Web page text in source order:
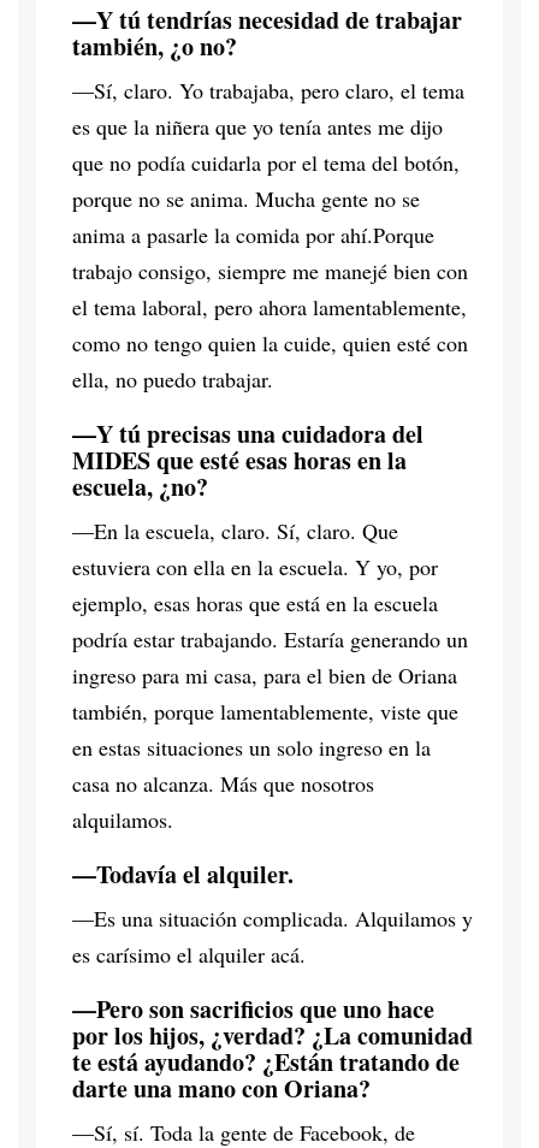
—Y tú tendrías necesidad de trabajar
también, ¿o no?
—Sí, claro. Yo trabajaba, pero claro, el tema
es que la niñera que yo tenía antes me dijo
que no podía cuidarla por el tema del botón,
porque no se anima. Mucha gente no se
anima a pasarle la comida por ahí.Porque
trabajo consigo, siempre me manejé bien con
el tema laboral, pero ahora lamentablemente,
como no tengo quien la cuide, quien esté con
ella, no puedo trabajar.
—Y tú precisas una cuidadora del
MIDES que esté esas horas en la
escuela, ¿no?
—En la escuela, claro. Sí, claro. Que
estuviera con ella en la escuela. Y yo, por
ejemplo, esas horas que está en la escuela
podría estar trabajando. Estaría generando un
ingreso para mi casa, para el bien de Oriana
también, porque lamentablemente, viste que
en estas situaciones un solo ingreso en la
casa no alcanza. Más que nosotros
alquilamos.
—Todavía el alquiler.
—Es una situación complicada. Alquilamos y
es carísimo el alquiler acá.
—Pero son sacrificios que uno hace
por los hijos, ¿verdad? ¿La comunidad
te está ayudando? ¿Están tratando de
darte una mano con Oriana?
—Sí, sí. Toda la gente de Facebook, de